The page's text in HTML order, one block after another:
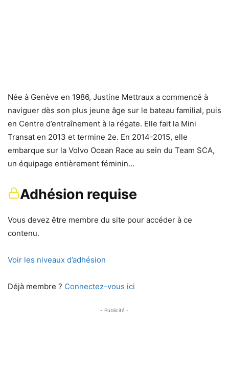
Née à Genève en 1986, Justine Mettraux a commencé à
naviguer dès son plus jeune âge sur le bateau familial, puis
en Centre d’entraînement à la régate. Elle fait la Mini
Transat en 2013 et termine 2e. En 2014-2015, elle
embarque sur la Volvo Ocean Race au sein du Team SCA,
un équipage entièrement féminin…
Adhésion requise
Vous devez être membre du site pour accéder à ce
contenu.
Voir les niveaux d’adhésion
Déjà membre ? Connectez-vous ici
- Publicité -